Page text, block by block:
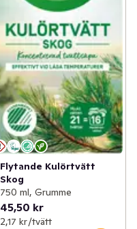
Flytande Kulörtvätt
Skog
750 ml, Grumme
45,50 kr
2,17 kr /tvätt